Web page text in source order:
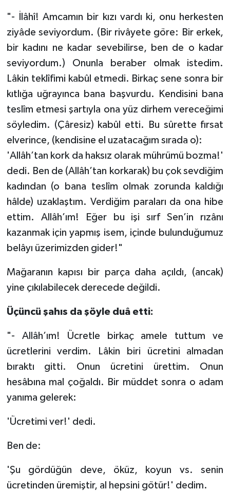
"- İlâhî! Amcamın bir kızı vardı ki, onu herkesten
ziyâde seviyordum. (Bir rivâyete göre: Bir erkek,
bir kadını ne kadar sevebilirse, ben de o kadar
seviyordum.) Onunla beraber olmak istedim.
Lâkin teklîfimi kabûl etmedi. Birkaç sene sonra bir
kıtlığa uğrayınca bana başvurdu. Kendisini bana
teslîm etmesi şartıyla ona yüz dirhem vereceğimi
söyledim. (Çâresiz) kabûl etti. Bu sûrette fırsat
elverince, (kendisine el uzatacağım sırada o):
'Allâh’tan kork da haksız olarak mührümü bozma!'
dedi. Ben de (Allâh’tan korkarak) bu çok sevdiğim
kadından (o bana teslîm olmak zorunda kaldığı
hâlde) uzaklaştım. Verdiğim paraları da ona hibe
ettim. Allâh’ım! Eğer bu işi sırf Sen’in rızânı
kazanmak için yapmış isem, içinde bulunduğumuz
belâyı üzerimizden gider!"
Mağaranın kapısı bir parça daha açıldı, (ancak)
yine çıkılabilecek derecede değildi.
Üçüncü şahıs da şöyle duâ etti:
"- Allâh’ım! Ücretle birkaç amele tuttum ve
ücretlerini verdim. Lâkin biri ücretini almadan
bıraktı gitti. Onun ücretini ürettim. Onun
hesâbına mal çoğaldı. Bir müddet sonra o adam
yanıma gelerek:
'Ücretimi ver!' dedi.
Ben de:
'Şu gördüğün deve, öküz, koyun vs. senin
ücretinden üremiştir, al hepsini götür!' dedim.
Karaman Müftülüğü
Kastamonu Müftülüğü
Kayseri Müftülüğü
Kilis Müftülüğü
Kırıkkale Müftülüğü
Kırklareli Müftülüğü
Kırşehir Müftülüğü
Kocaeli Müftülüğü
Konya Müftülüğü
Kütahya Müftülüğü
Manisa Müftülüğü
Mardin Müftülüğü
Mersin Müftülüğü
Niğde Müftülüğü